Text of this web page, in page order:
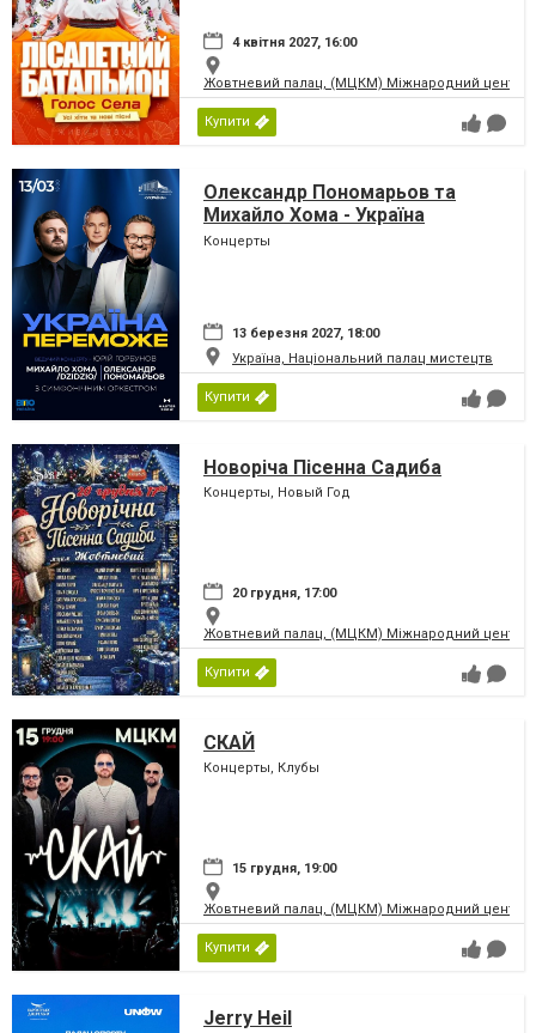
4 квітня 2027, 16:00
Жовтневий палац, (МЦКМ) Міжнародний центр
Купити
Олександр Пономарьов та
Михайло Хома - Україна
Переможе!
Концерты
13 березня 2027, 18:00
Україна, Національний палац мистецтв
Купити
Новоріча Пісенна Садиба
Концерты, Новый Год
20 грудня, 17:00
Жовтневий палац, (МЦКМ) Міжнародний центр
Купити
СКАЙ
Концерты, Клубы
15 грудня, 19:00
Жовтневий палац, (МЦКМ) Міжнародний центр
Купити
Jerry Heil